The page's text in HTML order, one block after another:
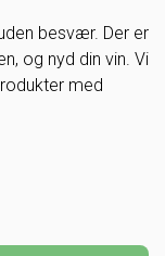
besvær. Der er
og nyd din vin. Vi
med